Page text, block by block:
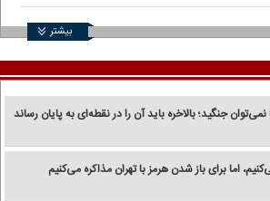
بیشتر
جنگید؛ بالاخره باید آن را در نقطه‌ای به پایان رساند
اما برای باز شدن هرمز با تهران مذاکره می‌کنیم